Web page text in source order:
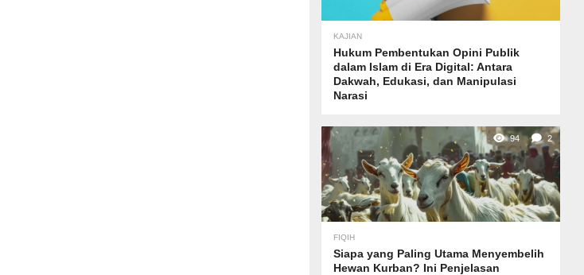
KAJIAN
Hukum Pembentukan Opini Publik
dalam Islam di Era Digital: Antara
Dakwah, Edukasi, dan Manipulasi
Narasi
94 2
FIQIH
Siapa yang Paling Utama Menyembelih
Hewan Kurban? Ini Penjelasan